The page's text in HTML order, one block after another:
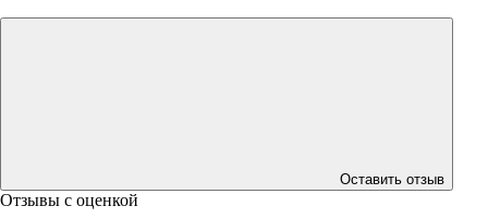
Оставить отзыв
Отзывы с оценкой